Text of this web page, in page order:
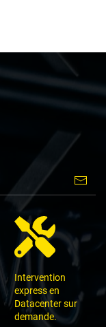
Intervention
express en
Datacenter sur
demande.